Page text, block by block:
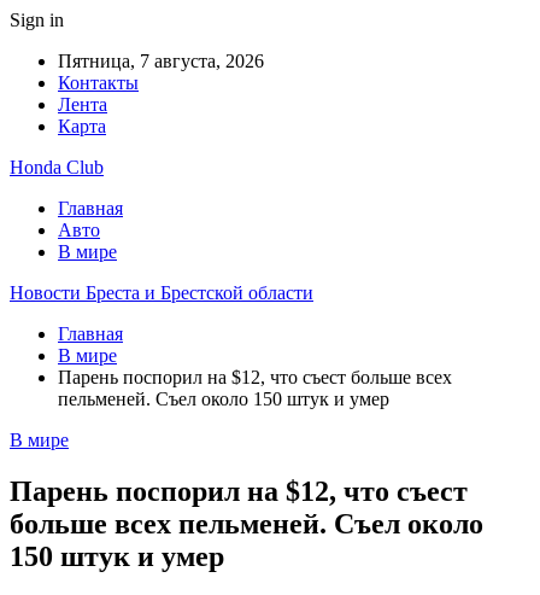
Sign in
Пятница, 7 августа, 2026
Контакты
Лента
Карта
Honda Club
Главная
Авто
В мире
Новости Бреста и Брестской области
Главная
В мире
Парень поспорил на $12, что съест больше всех
пельменей. Съел около 150 штук и умер
В мире
Парень поспорил на $12, что съест
больше всех пельменей. Съел около
150 штук и умер